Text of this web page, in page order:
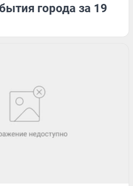
города за 19